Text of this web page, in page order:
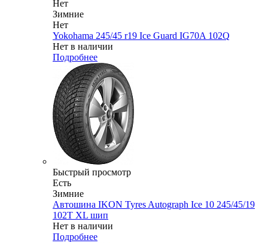
Нет
Зимние
Нет
Yokohama 245/45 r19 Ice Guard IG70A 102Q
Нет в наличии
Подробнее
Быстрый просмотр
Есть
Зимние
Автошина IKON Tyres Autograph Ice 10 245/45/19
102T XL шип
Нет в наличии
Подробнее